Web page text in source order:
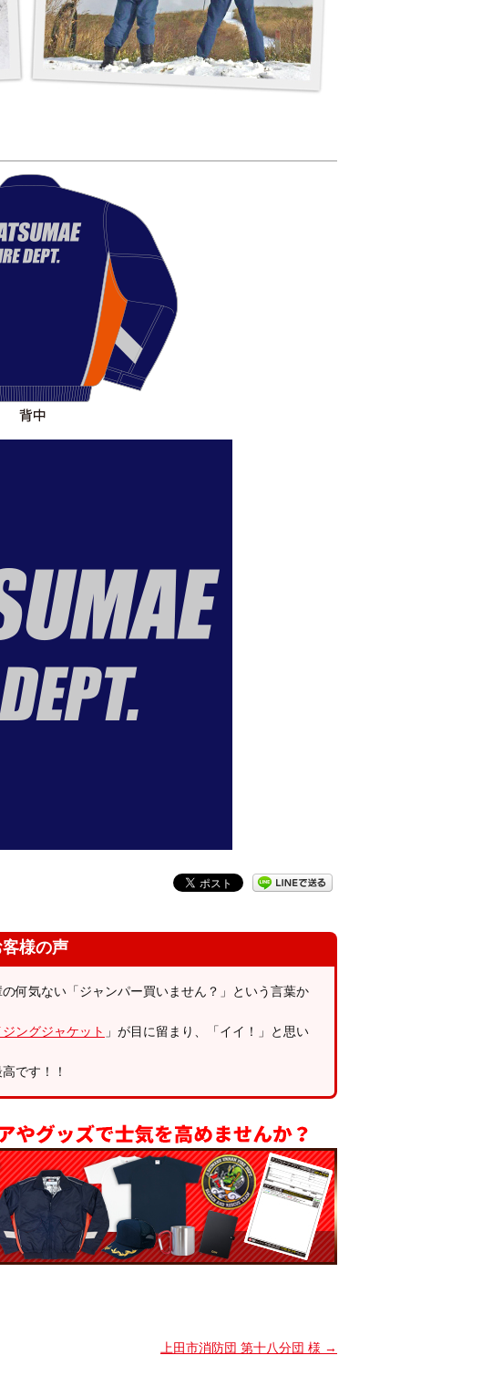
客様の声
の何気ない「ジャンパー買いません？」という言葉か
ジングジャケット 」が目に留まり、「イイ！」と思い
です！！
上田市消防団 第十八分団 様 →